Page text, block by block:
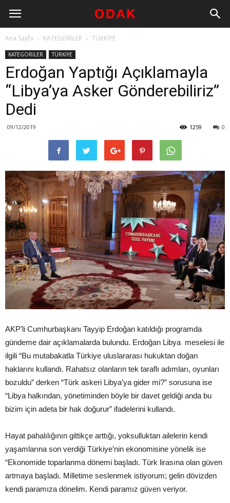
Ana Sayfa KATEGORİLER TÜRKİYE
KATEGORİLER TÜRKİYE
Erdoğan Yaptığı Açıklamayla
“Libya’ya Asker Gönderebiliriz”
Dedi
09/12/2019 0
1259
AKP’li Cumhurbaşkanı Tayyip Erdoğan katıldığı programda
gündeme dair açıklamalarda bulundu. Erdoğan Libya meselesi ile
ilgili “Bu mutabakatla Türkiye uluslararası hukuktan doğan
haklarını kullandı. Rahatsız olanların tek taraflı adımları, oyunları
bozuldu” derken “Türk askeri Libya’ya gider mi?” sorusuna ise
“Libya halkından, yönetiminden böyle bir davet geldiği anda bu
bizim için adeta bir hak doğurur” ifadelerini kullandı.
Hayat pahalılığının gittikçe arttığı, yoksulluktan ailelerin kendi
yaşamlarına son verdiği Türkiye’nin ekonomisine yönelik ise
“Ekonomide toparlanma dönemi başladı. Türk lirasına olan güven
artmaya başladı. Milletime seslenmek istiyorum; gelin dövizden
kendi paramıza dönelim. Kendi paramız güven veriyor.